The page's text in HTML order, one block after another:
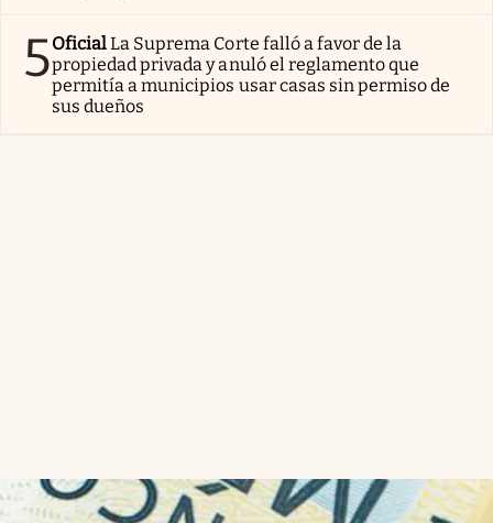
5OficialLa Suprema Corte falló a favor de la
propiedad privada y anuló el reglamento que
permitía a municipios usar casas sin permiso de
sus dueños